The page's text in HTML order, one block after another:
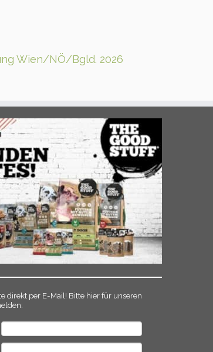
Wien/NÖ/Bgld. 2026
direkt per E-Mail! Bitte hier für unseren